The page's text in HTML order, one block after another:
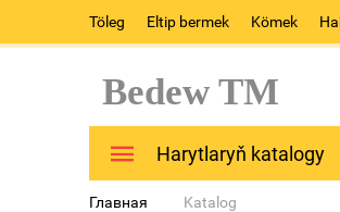
Töleg Eltip bermek Kömek
Bedew TM
Harytlaryň katalogy
Главная Katalog